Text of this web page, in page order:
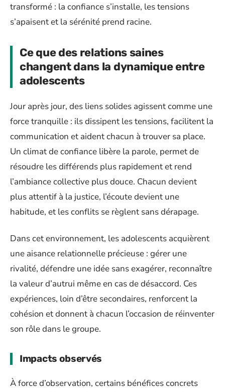
transformé : la confiance s’installe, les tensions
s’apaisent et la sérénité prend racine.
Ce que des relations saines
changent dans la dynamique entre
adolescents
Jour après jour, des liens solides agissent comme une
force tranquille : ils dissipent les tensions, facilitent la
communication et aident chacun à trouver sa place.
Un climat de confiance libère la parole, permet de
résoudre les différends plus rapidement et rend
l’ambiance collective plus douce. Chacun devient
plus attentif à la justice, l’écoute devient une
habitude, et les conflits se règlent sans dérapage.
Dans cet environnement, les adolescents acquièrent
une aisance relationnelle précieuse : gérer une
rivalité, défendre une idée sans exagérer, reconnaître
la valeur d’autrui même en cas de désaccord. Ces
expériences, loin d’être secondaires, renforcent la
cohésion et donnent à chacun l’occasion de réinventer
son rôle dans le groupe.
Impacts observés
À force d’observation, certains bénéfices concrets